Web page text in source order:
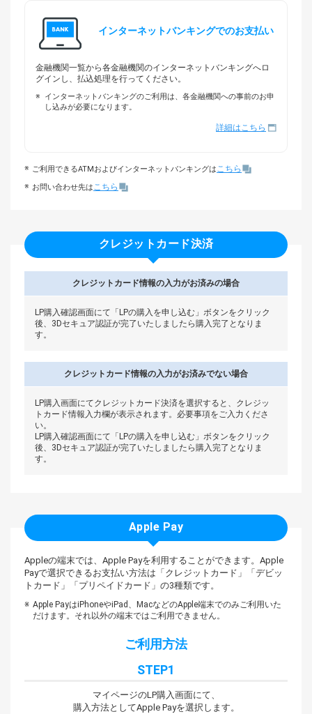
インターネットバンキングでのお支払い
金融機関一覧から各金融機関のインターネットバンキングへロ
グインし、払込処理を行ってください。
インターネットバンキングのご利用は、各金融機関への事前のお申
し込みが必要になります。
詳細はこちら
ご利用できるATMおよびインターネットバンキングはこちら
お問い合わせ先はこちら
クレジットカード決済
クレジットカード情報の入力がお済みの場合
LP購入確認画面にて「LPの購入を申し込む」ボタンをクリック
後、3Dセキュア認証が完了いたしましたら購入完了となりま
す。
クレジットカード情報の入力がお済みでない場合
LP購入画面にてクレジットカード決済を選択すると、クレジッ
トカード情報入力欄が表示されます。必要事項をご入力くださ
い。
LP購入確認画面にて「LPの購入を申し込む」ボタンをクリック
後、3Dセキュア認証が完了いたしましたら購入完了となりま
す。
Apple Pay
Appleの端末では、Apple Payを利用することができます。 Apple
Payで選択できるお支払い方法は「クレジットカード」「デビッ
トカード」「プリペイドカード」の3種類です。
Apple PayはiPhoneやiPad、MacなどのApple端末でのみご利用いた
だけます。それ以外の端末ではご利用できません。
ご利用方法
STEP1
マイページのLP購入画面にて、
購入方法としてApple Payを選択します。